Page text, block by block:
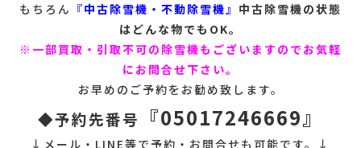
もちろん 『中古除雪機・不動除雪機』 中古除雪機の状態
はどんな物でもOK。
※一部買取・引取不可の除雪機もございますのでお気軽
にお問合せ下さい。
お早めのご予約をお勧め致します。
◆予約先番号 『05017246669』
↓メール・LINE等で予約・お問合せも可能です。↓